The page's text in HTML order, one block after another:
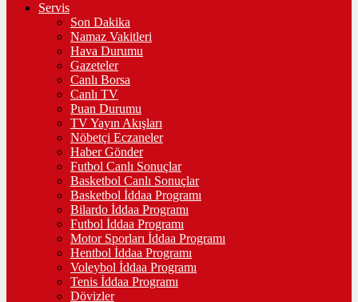
Servis
Son Dakika
Namaz Vakitleri
Hava Durumu
Gazeteler
Canlı Borsa
Canlı TV
Puan Durumu
TV Yayın Akışları
Nöbetçi Eczaneler
Haber Gönder
Futbol Canlı Sonuçlar
Basketbol Canlı Sonuçlar
Basketbol İddaa Programı
Bilardo İddaa Programı
Futbol İddaa Programı
Motor Sporları İddaa Programı
Hentbol İddaa Programı
Voleybol İddaa Programı
Tenis İddaa Programı
Dövizler